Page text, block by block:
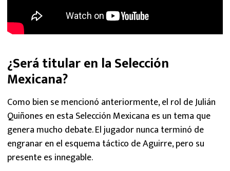
¿Será titular en la Selección
Mexicana?
Como bien se mencionó anteriormente, el rol de Julián
Quiñones en esta Selección Mexicana es un tema que
genera mucho debate. El jugador nunca terminó de
engranar en el esquema táctico de Aguirre, pero su
presente es innegable.